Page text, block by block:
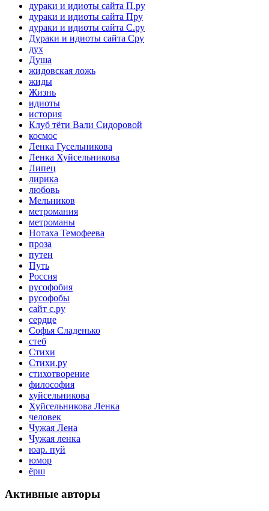
дураки и идиоты сайта П.ру
дураки и идиоты сайта Пру
дураки и идиоты сайта С.ру
Дураки и идиоты сайта Сру
дух
Душа
жидовская ложь
жиды
Жизнь
идиоты
история
Клуб тёти Вали Сидоровой
космос
Ленка Гусельникова
Ленка Хуйсельникова
Липец
лирика
любовь
Мельников
метромания
метроманы
Нотаха Темофеева
проза
путен
Путь
Россия
русофобия
русофобы
сайт с.ру
сердце
Софья Сладенько
стеб
Стихи
Стихи.ру
стихотворение
философия
хуйсельникова
Хуйсельникова Ленка
человек
Чужая Лена
Чужая ленка
юар. пуй
юмор
ёрш
Активные авторы